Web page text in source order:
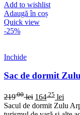
Add to wishlist
Adaugă în coș
Quick view
-25%
Inchide
Sac de dormit
219.00 lei 164 .25 lei
Sacul de dormit Zulu